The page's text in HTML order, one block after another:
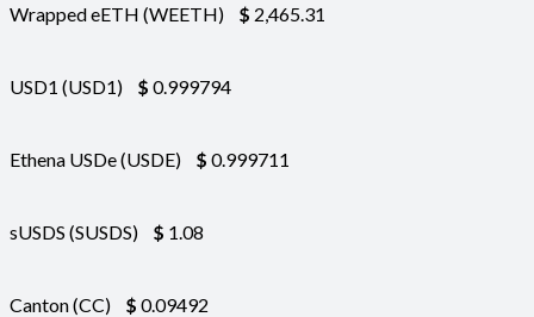
Wrapped eETH (WEETH) $ 2,465.31
USD1 (USD1) $ 0.999794
Ethena USDe (USDE) $ 0.999711
sUSDS (SUSDS) $ 1.08
Canton (CC) $ 0.09492